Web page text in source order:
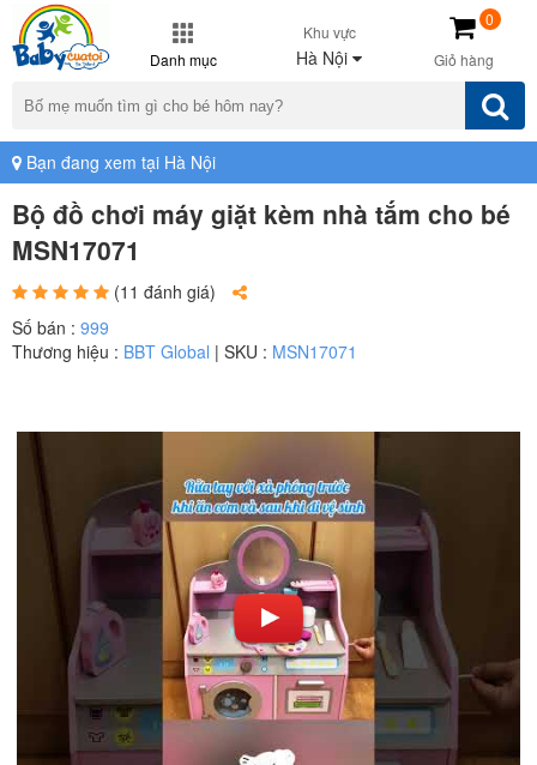
Danh mục
Khu vực
Hà Nội Giỏ hàng
0
Bạn đang xem tại Hà Nội
Bộ đồ chơi máy giặt kèm nhà tắm cho bé
MSN17071
(11 đánh giá)
Số bán : 999
Thương hiệu : BBT Global | SKU : MSN17071